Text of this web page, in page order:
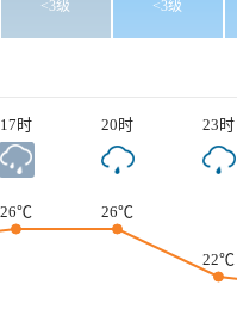
<3级 <3级
17时 20时 23时
26℃ 26℃
22℃